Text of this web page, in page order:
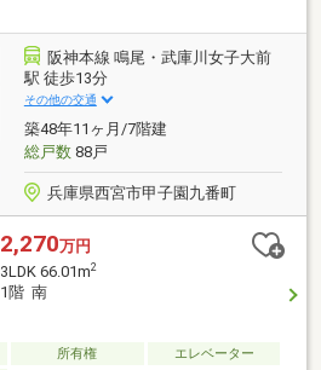
阪神本線 鳴尾・武庫川女子大前
駅 徒歩13分
その他の交通
築48年11ヶ月/7階建
総戸数88戸
兵庫県西宮市甲子園九番町
2,270万円
3LDK 66.01m2
1階 南
所有権
エレベーター